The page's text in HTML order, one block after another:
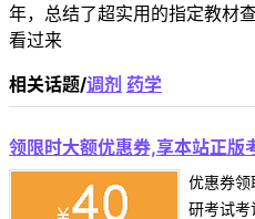
年，总结了超实用的指定教材
看过来
相关话题/调剂 药学
领限时大额优惠券,享本站正版
优惠券领
研考试考